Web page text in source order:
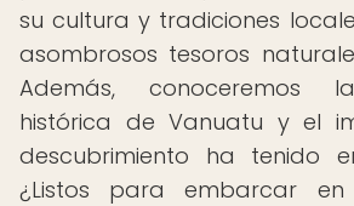
su cultura y tradiciones
asombrosos tesoros
Además, conoceremos
histórica de Vanuatu y el
descubrimiento ha tenido
¿Listos para embarcar